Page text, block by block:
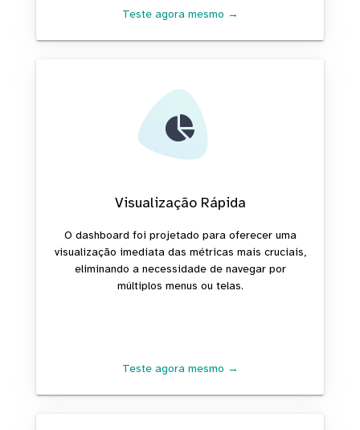
Teste agora mesmo →
Visualização Rápida
O dashboard foi projetado para oferecer uma
visualização imediata das métricas mais cruciais,
eliminando a necessidade de navegar por
múltiplos menus ou telas.
Teste agora mesmo →